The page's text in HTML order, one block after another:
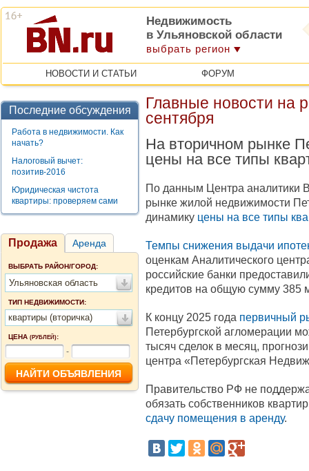
Недвижимость
в Ульяновской области
выбрать регион
НОВОСТИ И СТАТЬИ ФОРУМ
Последние обсуждения
Работа в недвижимости. Как
начать?
Налоговый вычет:
позитив-2016
Юридическая чистота
квартиры: проверяем сами
Продажа Аренда
ВЫБРАТЬ РАЙОН/ГОРОД:
Ульяновская область
ТИП НЕДВИЖИМОСТИ:
квартиры (вторичка)
ЦЕНА (РУБЛЕЙ):
-
Главные новости на
сентября
На вторичном рынке
цены на все типы
По данным Центра аналитики
рынке жилой недвижимости
динамику цены на все типы
Темпы снижения выдачи
оценкам Аналитического
российские банки
кредитов на общую сумму 385
К концу 2025 года первичный
Петербургской агломерации
тысяч сделок в месяц,
центра «Петербургская
Правительство РФ не
обязать собственников
сдачу помещения в аренду.